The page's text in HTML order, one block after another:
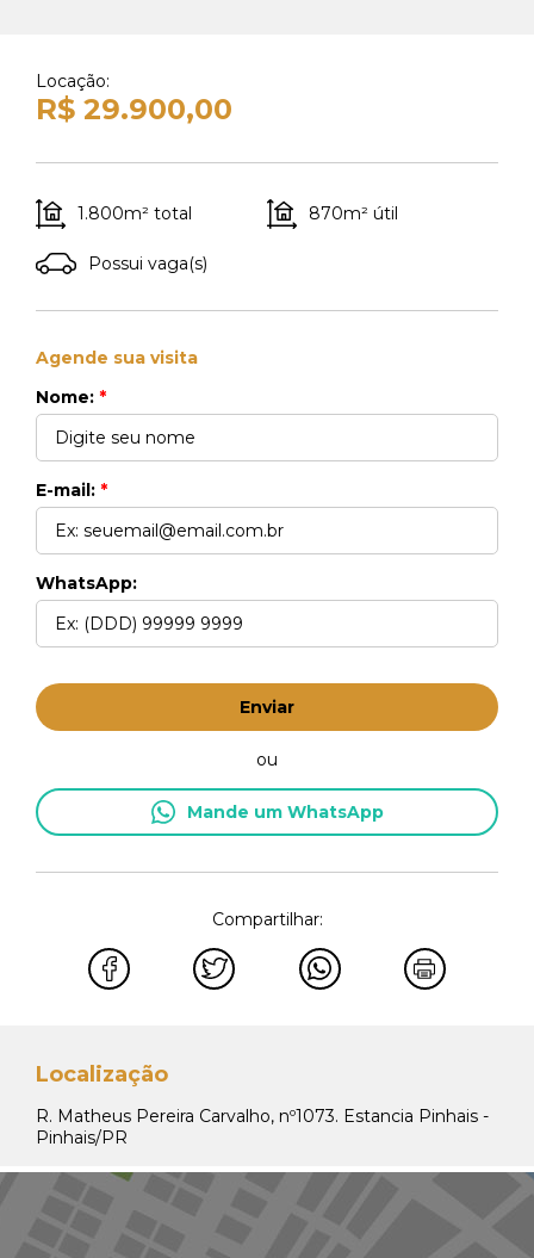
Locação:
R$ 29.900,00
1.800m² total 870m² útil
Possui vaga(s)
Agende sua visita
Nome: *
E-mail: *
WhatsApp:
Enviar
ou
Mande um WhatsApp
Compartilhar:
Localização
R. Matheus Pereira Carvalho, nº1073. Estancia Pinhais -
Pinhais/PR